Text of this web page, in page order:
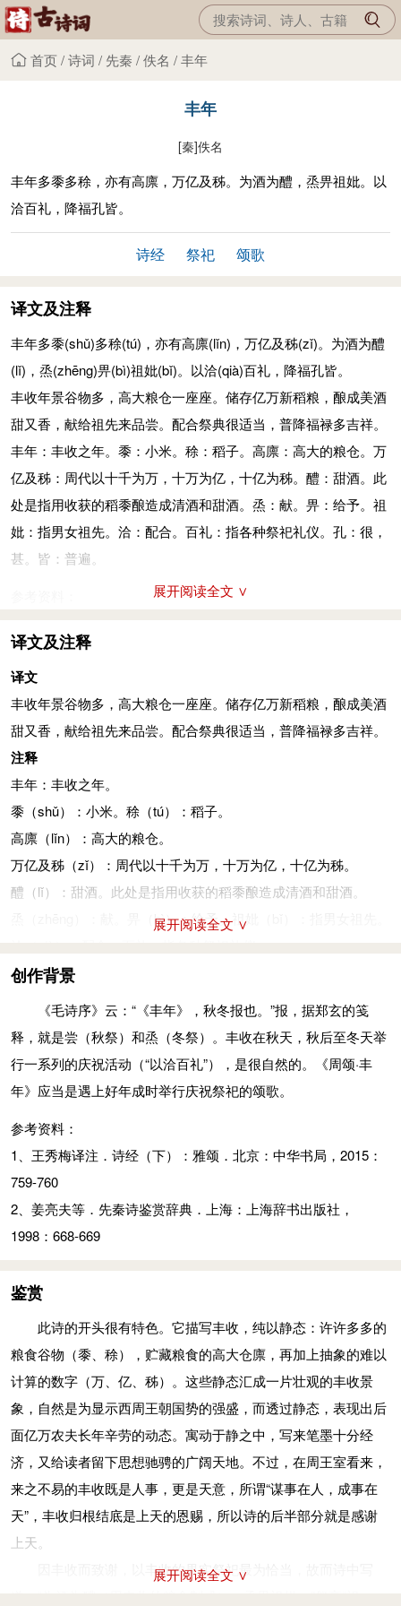
首页/诗词 / 先秦 /佚名 /丰年
丰年
[秦]佚名
丰年多黍多稌，亦有高廪，万亿及秭。为酒为醴，烝畀祖妣。以
洽百礼，降福孔皆。
诗经 祭祀 颂歌
译文及注释
丰年多黍(shǔ)多稌(tú) ，亦有高廪(lǐn) ，万亿及秭(zǐ)。为酒为醴
(lǐ) ，烝(zhēng)畀(bì)祖妣(bǐ)。以洽(qià)百礼，降福孔皆。
丰收年景谷物多，高大粮仓一座座。储存亿万新稻粮，酿成美酒
甜又香，献给祖先来品尝。配合祭典很适当，普降福禄多吉祥。
丰年：丰收之年。黍：小米。稌：稻子。高廪：高大的粮仓。万
亿及秭：周代以十千为万，十万为亿，十亿为秭。醴：甜酒。此
处是指用收获的稻黍酿造成清酒和甜酒。烝：献。畀：给予。祖
妣：指男女祖先。洽：配合。百礼：指各种祭祀礼仪。孔：很，
甚。皆：普遍。
759-760
2、姜亮夫等．先秦诗鉴赏辞典．上海：上海辞书出版社，
1998：668-669
展开阅读全文 ∨
译文及注释
译文
丰收年景谷物多，高大粮仓一座座。储存亿万新稻粮，酿成美酒
甜又香，献给祖先来品尝。配合祭典很适当，普降福禄多吉祥。
注释
丰年：丰收之年。
黍（shǔ）：小米。稌（tú）：稻子。
高廪（lǐn）：高大的粮仓。
万亿及秭（zǐ）：周代以十千为万，十万为亿，十亿为秭。
醴（lǐ）：甜酒。此处是指用收获的稻黍酿造成清酒和甜酒。
烝（zhēng）：献。畀（bì）：给予。祖妣（bǐ）：指男女祖先。
孔：很，甚。皆：普遍。
参考资料：
1、王秀梅译注．诗经（下）：雅颂．北京：中华书局，2015：
759-760
2、姜亮夫等．先秦诗鉴赏辞典．上海：上海辞书出版社，
展开阅读全文 ∨
创作背景
《毛诗序》云：“《丰年》，秋冬报也。”报，据郑玄的笺
释，就是尝（秋祭）和烝（冬祭）。丰收在秋天，秋后至冬天举
行一系列的庆祝活动（“以洽百礼”），是很自然的。《周颂·丰
年》应当是遇上好年成时举行庆祝祭祀的颂歌。
参考资料：
1、王秀梅译注．诗经（下）：雅颂．北京：中华书局，2015：
759-760
2、姜亮夫等．先秦诗鉴赏辞典．上海：上海辞书出版社，
1998：668-669
鉴赏
此诗的开头很有特色。它描写丰收，纯以静态：许许多多的
粮食谷物（黍、稌），贮藏粮食的高大仓廪，再加上抽象的难以
计算的数字（万、亿、秭）。这些静态汇成一片壮观的丰收景
象，自然是为显示西周王朝国势的强盛，而透过静态，表现出后
面亿万农夫长年辛劳的动态。寓动于静之中，写来笔墨十分经
济，又给读者留下思想驰骋的广阔天地。不过，在周王室看来，
来之不易的丰收既是人事，更是天意，所谓“谋事在人，成事在
天”，丰收归根结底是上天的恩赐，所以诗的后半部分就是感谢
上天。
因丰收而致谢，以丰收的果实祭祀最为恰当，故而诗中写
展开阅读全文 ∨